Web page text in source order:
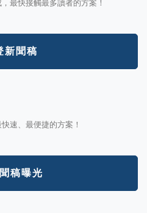
最快接觸最多讀者的方案！
新聞稿
速、最便捷的方案！
稿曝光